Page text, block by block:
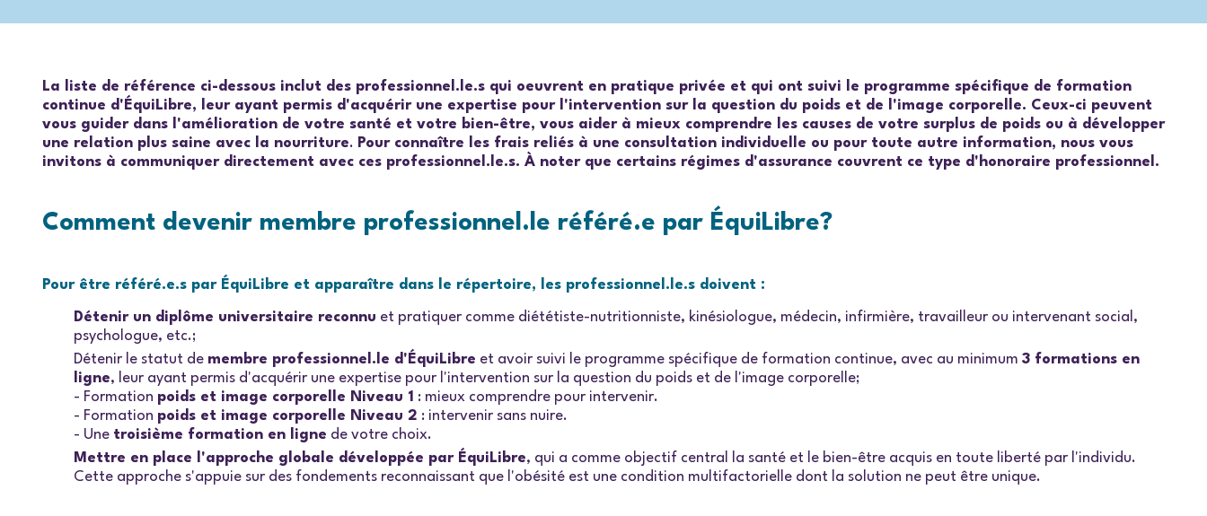
La liste de référence ci-dessous inclut des professionnel.le.s qui oeuvrent en pratique privée et qui ont suivi le programme spécifique de formation
continue d'ÉquiLibre, leur ayant permis d'acquérir une expertise pour l'intervention sur la question du poids et de l'image corporelle. Ceux-ci peuvent
vous guider dans l'amélioration de votre santé et votre bien-être, vous aider à mieux comprendre les causes de votre surplus de poids ou à développer
une relation plus saine avec la nourriture. Pour connaître les frais reliés à une consultation individuelle ou pour toute autre information, nous vous
invitons à communiquer directement avec ces professionnel.le.s. À noter que certains régimes d'assurance couvrent ce type d'honoraire professionnel.
Comment devenir membre professionnel.le référé.e par ÉquiLibre?
Pour être référé.e.s par ÉquiLibre et apparaître dans le répertoire, les professionnel.le.s doivent :
Détenir un diplôme universitaire reconnu et pratiquer comme diététiste-nutritionniste, kinésiologue, médecin, infirmière, travailleur ou intervenant social,
psychologue, etc.;
Détenir le statut de membre professionnel.le d'ÉquiLibre et avoir suivi le programme spécifique de formation continue, avec au minimum 3 formations en
ligne, leur ayant permis d'acquérir une expertise pour l'intervention sur la question du poids et de l'image corporelle;
- Formation poids et image corporelle Niveau 1 : mieux comprendre pour intervenir.
- Formation poids et image corporelle Niveau 2 : intervenir sans nuire.
- Une troisième formation en ligne de votre choix.
Mettre en place l'approche globale développée par ÉquiLibre, qui a comme objectif central la santé et le bien-être acquis en toute liberté par l'individu.
Cette approche s'appuie sur des fondements reconnaissant que l'obésité est une condition multifactorielle dont la solution ne peut être unique.